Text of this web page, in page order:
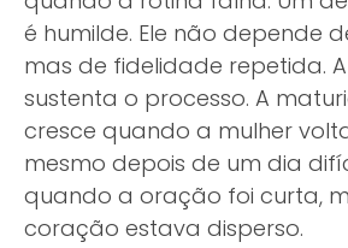
é humilde. Ele não depende
mas de fidelidade repetida.
sustenta o processo. A
cresce quando a mulher
mesmo depois de um dia
quando a oração foi curta,
coração estava disperso.